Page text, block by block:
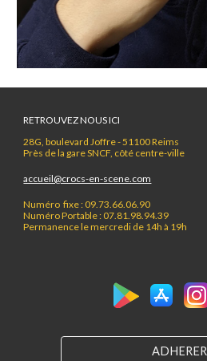
RETROUVEZ NOUS ICI
28G, boulevard Joffre - 51100 Reims
Près de la gare SNCF, côté centre-ville
accueil@crocs-en-scene.com
Numéro fixe : 09.73.66.06.90
Numéro Portable : 07.81.98.94.39
Permanence le mercredi de 14h à 19h
ADHERER